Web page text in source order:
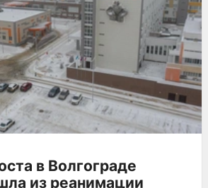
в Волгограде
из реанимации